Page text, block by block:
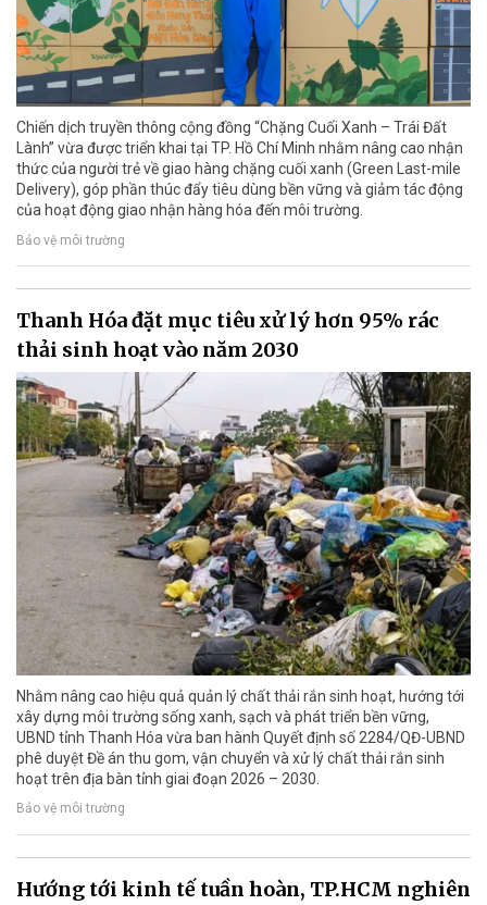
Chiến dịch truyền thông cộng đồng “Chặng Cuối Xanh – Trái Đất
Lành” vừa được triển khai tại TP. Hồ Chí Minh nhằm nâng cao nhận
thức của người trẻ về giao hàng chặng cuối xanh (Green Last-mile
Delivery), góp phần thúc đẩy tiêu dùng bền vững và giảm tác động
của hoạt động giao nhận hàng hóa đến môi trường.
Bảo vệ môi trường
Thanh Hóa đặt mục tiêu xử lý hơn 95% rác
thải sinh hoạt vào năm 2030
Nhằm nâng cao hiệu quả quản lý chất thải rắn sinh hoạt, hướng tới
xây dựng môi trường sống xanh, sạch và phát triển bền vững,
UBND tỉnh Thanh Hóa vừa ban hành Quyết định số 2284/QĐ-UBND
phê duyệt Đề án thu gom, vận chuyển và xử lý chất thải rắn sinh
hoạt trên địa bàn tỉnh giai đoạn 2026 – 2030.
Bảo vệ môi trường
Hướng tới kinh tế tuần hoàn, TP.HCM nghiên